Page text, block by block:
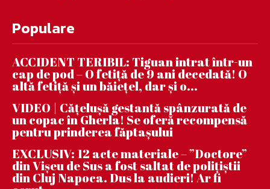
Populare
ACCIDENT TERIBIL: Tiguan intrat într-un
cap de pod – O fetiță de 9 ani decedată! O
altă fetiță și un băiețel, dar și o...
VIDEO | Căţeluşă gestantă spânzurată de
un copac în Gherla! Se oferă recompensă
pentru prinderea făptaşului
EXCLUSIV: 12 acte materiale – ”Doctore”
din Vișeu de Sus a fost saltat de polițiștii
din Cluj Napoca. Dus la audieri! Ar fi